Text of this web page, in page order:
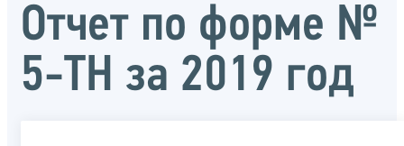
Отчет по форме №
5-ТН за 2019 год